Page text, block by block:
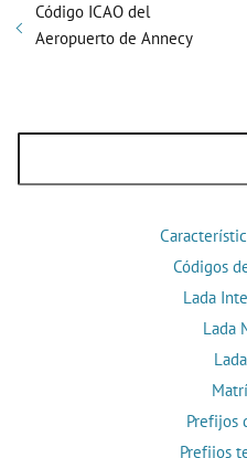
Código ICAO del
Aeropuerto de Annecy
Códigos
Lada
Lada
Prefijos
Prefijos